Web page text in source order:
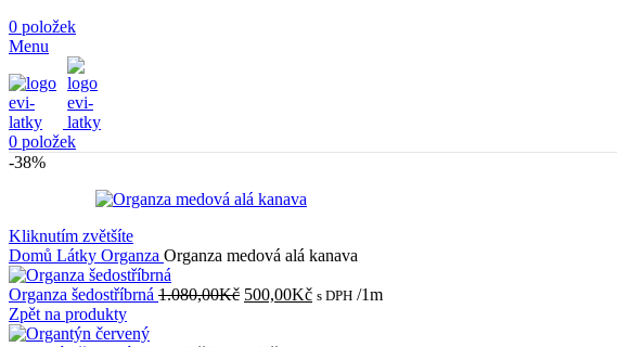
0 položek
Menu
0 položek
-38%
Kliknutím zvětšíte
Domů Látky Organza Organza medová alá kanava
Organza šedostříbrná 1.080,00Kč Původní
500,00KčAktuální
s DPH /1m
Zpět na produkty